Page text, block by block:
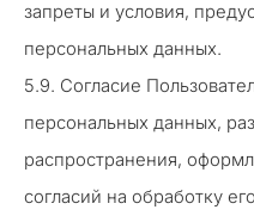
запреты и условия,
персональных данных.
5.9. Согласие
персональных данных,
распространения,
согласий на обработку